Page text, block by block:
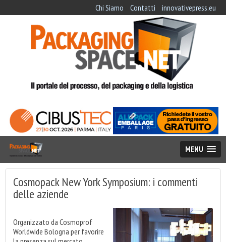
Chi Siamo Contatti innovativepress.eu
MENU
Cosmopack New York Symposium: i commenti
delle aziende
Organizzato da Cosmoprof
Worldwide Bologna per favorire